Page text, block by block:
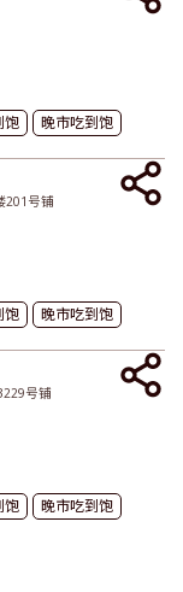
饱 晚市吃到饱
201号铺
饱 晚市吃到饱
号铺
饱 晚市吃到饱